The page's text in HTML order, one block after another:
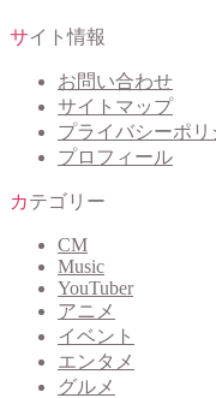
サイト情報
お問い合わせ
サイトマップ
プライバシーポリ
プロフィール
カテゴリー
CM
Music
YouTuber
アニメ
イベント
エンタメ
グルメ